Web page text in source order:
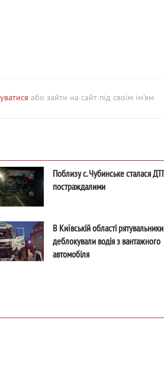
або зайти на сайт під своїм ім'ям.
Поблизу с. Чубинське сталася
постраждалими
В Київській області рятувальники
деблокували водія з вантажного
автомобіля